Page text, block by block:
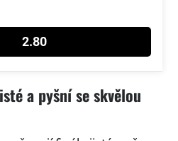
2.80
a pyšní se skvělou